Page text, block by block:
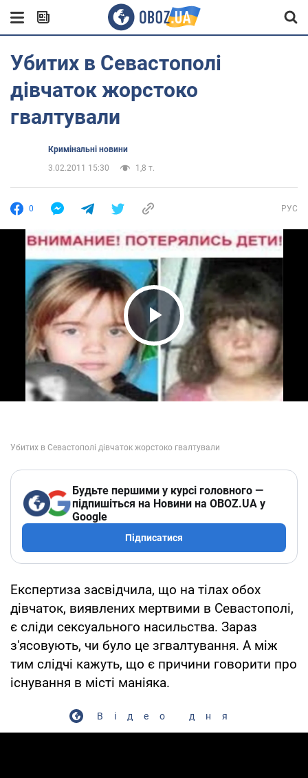
Убитих в Севастополі
дівчаток жорстоко
гвалтували
Кримінальні новини
3.02.2011 15:30
1,8 т.
0 РУС
Play Video
Будьте першими у курсі головного —
підпишіться на Новини на OBOZ.UA у
Google
Підписатися
Експертиза засвідчила, що на тілах обох
дівчаток, виявлених мертвими в Севастополі,
є сліди сексуального насильства. Зараз
з'ясовують, чи було це згвалтування. А між
тим слідчі кажуть, що є причини говорити про
існування в місті маніяка.
Відео дня